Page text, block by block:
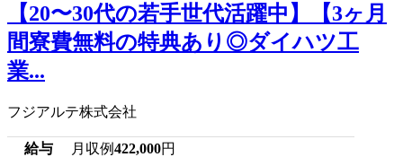
【20〜30代の若手世代活躍中】【3ヶ月
間寮費無料の特典あり◎ダイハツ工
業...
フジアルテ株式会社
給与 月収例422,000円